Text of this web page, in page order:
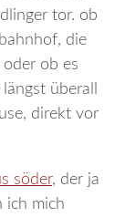
tor. ob
die
ob es
überall
direkt vor
söder, der ja
ich mich